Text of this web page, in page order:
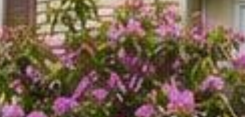




































